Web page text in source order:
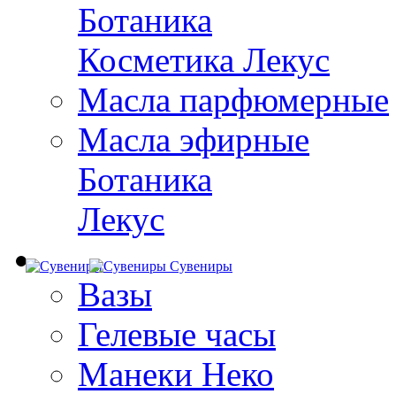
Ботаника
Косметика Лекус
Масла парфюмерные
Масла эфирные
Ботаника
Лекус
Сувениры
Вазы
Гелевые часы
Манеки Неко